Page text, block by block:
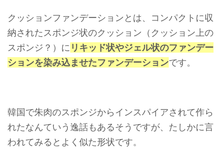
クッションファンデーションとは、コンパクトに収
納されたスポンジ状のクッション（クッション上の
スポンジ？）に リキッド状やジェル状のファンデー
ションを染み込ませたファンデーションです。
韓国で朱肉のスポンジからインスパイアされて作ら
れたなんていう逸話もあるそうですが、たしかに言
われてみるとよく似た形状です。